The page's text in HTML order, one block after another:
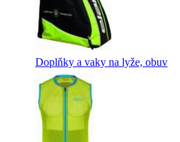
Doplňky a vaky na lyže, obuv